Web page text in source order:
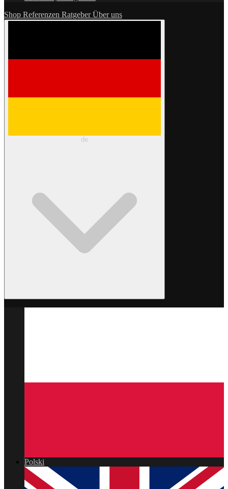
Shop Referenzen RatgeberÜber uns
de
Polski